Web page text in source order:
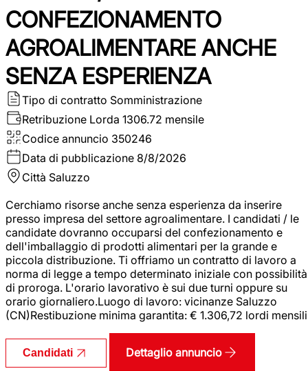
CONFEZIONAMENTO
AGROALIMENTARE ANCHE
SENZA ESPERIENZA
Tipo di contratto Somministrazione
Retribuzione Lorda 1306.72 mensile
Codice annuncio 350246
Data di pubblicazione 8/8/2026
Città Saluzzo
Cerchiamo risorse anche senza esperienza da inserire
presso impresa del settore agroalimentare. I candidati / le
candidate dovranno occuparsi del confezionamento e
dell'imballaggio di prodotti alimentari per la grande e
piccola distribuzione. Ti offriamo un contratto di lavoro a
norma di legge a tempo determinato iniziale con possibilità
di proroga. L'orario lavorativo è sui due turni oppure su
orario giornaliero.Luogo di lavoro: vicinanze Saluzzo
(CN)Restibuzione minima garantita: € 1.306,72 lordi mensili
Candidati Dettaglio annuncio